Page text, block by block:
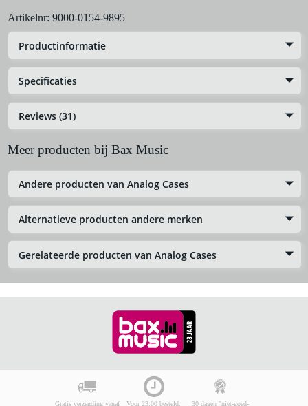
Artikelnr: 9000-0154-9895
Productinformatie
Specificaties
Reviews (31)
Meer producten bij Bax Music
Andere producten van Analog Cases
Alternatieve producten andere merken
Gerelateerde producten van Analog Cases
Gratis verzending vanaf Voor 23:00 besteld, 30 dagen "niet-goed-